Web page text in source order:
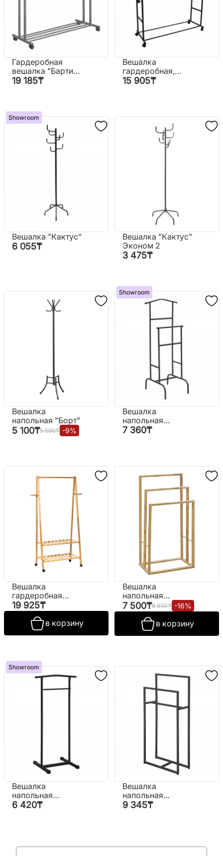
Гардеробная
вешалка "Барти"
(на колёсах)
19 185₸
Вешалка
гардеробная,
двойная (на
15 905₸
Showroom
Вешалка "Кактус"
6 055₸
Вешалка "Кактус"
Эконом 2
3 475₸
Вешалка
напольная "Борт"
5 100₸5 580₸ -9%
Showroom
Вешалка
напольная
"Дархан №2"
7 360₸
Вешалка
гардеробная
"CH2407" (ВИ)
19 925₸
в корзину
Вешалка
напольная
№RAB0140007
(ВИ)
7 500₸8 930₸ -16%
в корзину
Showroom
Вешалка
напольная
"Дархан"
6 420₸
Вешалка
напольная
"Райли"
9 345₸